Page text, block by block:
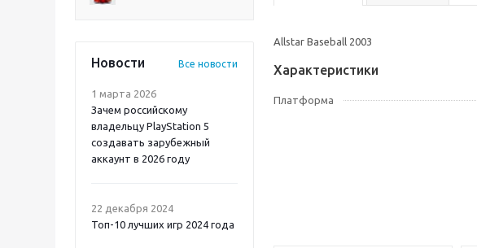
Новости Все новости
1 марта 2026
Зачем российскому
владельцу PlayStation 5
создавать зарубежный
аккаунт в 2026 году
22 декабря 2024
Топ-10 лучших игр 2024 года
Allstar Baseball 2003
Характеристики
Платформа